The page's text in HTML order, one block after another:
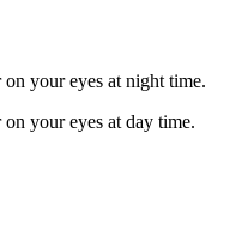
your eyes at night time.
your eyes at day time.